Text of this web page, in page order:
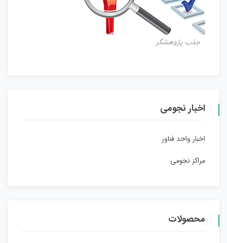
جذب پژوهشگر
اخبار نجومی
اخبار واحد فناور
مراکز نجومی
محصولات